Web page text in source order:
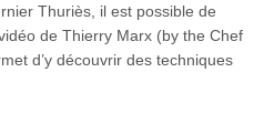
Thuriès, il est possible de
de Thierry Marx (by the Chef
d’y découvrir des techniques